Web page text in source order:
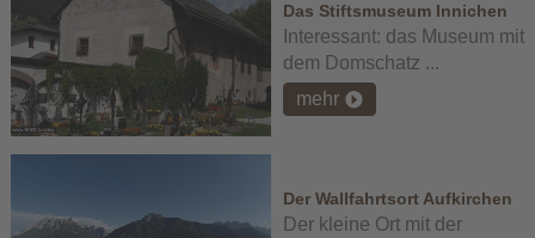
Das Stiftsmuseum Innichen
Interessant: das Museum mit
dem Domschatz ...
mehr
Der Wallfahrtsort Aufkirchen
Der kleine Ort mit der